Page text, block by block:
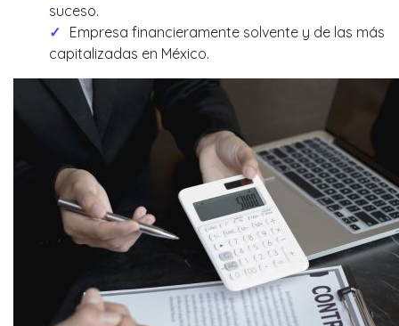
suceso.
Empresa financieramente solvente y de las más
capitalizadas en México.